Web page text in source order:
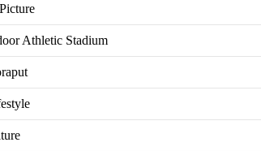
Athletic Stadium